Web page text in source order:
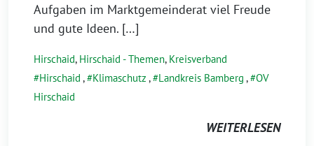
Aufgaben im Marktgemeinderat viel Freude
und gute Ideen. […]
Hirschaid, Hirschaid - Themen, Kreisverband
Hirschaid , Klimaschutz , Landkreis Bamberg , OV
Hirschaid
WEITERLESEN